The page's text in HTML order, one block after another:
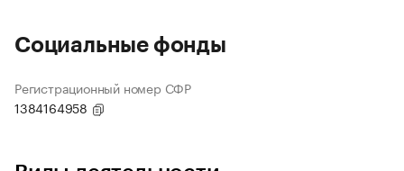
Социальные фонды
Регистрационный номер СФР
1384164958